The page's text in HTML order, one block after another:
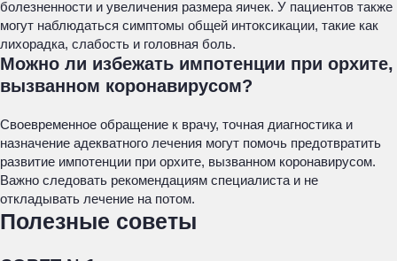
болезненности и увеличения размера яичек. У пациентов также
могут наблюдаться симптомы общей интоксикации, такие как
лихорадка, слабость и головная боль.
Можно ли избежать импотенции при орхите,
вызванном коронавирусом?
Своевременное обращение к врачу, точная диагностика и
назначение адекватного лечения могут помочь предотвратить
развитие импотенции при орхите, вызванном коронавирусом.
Важно следовать рекомендациям специалиста и не
откладывать лечение на потом.
Полезные советы